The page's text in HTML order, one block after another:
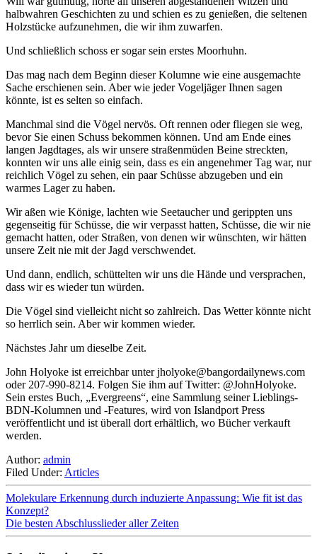
halbwahren Geschichten zu und schien es zu genießen, die seltenen
Holzstücke aufzunehmen, die wir ihm zuwarfen.
Und schließlich schoss er sogar sein erstes Moorhuhn.
Das mag nach dem Beginn dieser Kolumne wie eine ausgemachte
Sache erschienen sein. Aber wie jeder Vogeljäger Ihnen sagen
könnte, ist es selten so einfach.
Manchmal sind die Vögel nervös. Oft rennen oder fliegen sie weg,
bevor Sie einen Schuss bekommen können. Und am Ende eines
langen Jagdtages, als wir unsere straßenmüden Beine streckten,
konnten wir uns alle einig sein, dass es ein angenehmer Tag war, nur
reichlich Vögel zu sehen, ein paar Schüsse abzugeben und ein
warmes Lager zu haben.
Wir aßen wie Könige, lachten wie Seetaucher und gerippten uns
gegenseitig für Schüsse, die wir verpasst hatten, Schüsse, die wir nie
gemacht hatten, oder Straßen, von denen wir wünschten, wir hätten
unsere Zeit nie mit der Jagd verschwendet.
Und dann, endlich, schüttelten wir uns die Hände und versprachen,
dass wir es wieder tun würden.
Die Vögel sind vielleicht nicht so zahlreich. Das Wetter könnte nicht
so herrlich sein. Aber wir kommen wieder.
Nächstes Jahr um dieselbe Zeit.
John Holyoke ist erreichbar unterjholyoke@bangordailynews.com
oder 207-990-8214. Folgen Sie ihm auf Twitter: @JohnHolyoke.
Sein erstes Buch, „Evergreens“, eine Sammlung seiner Lieblings-
BDN-Kolumnen und -Features, wird von Islandport Press
veröffentlicht und ist überall dort erhältlich, wo Bücher verkauft
werden.
Author: admin
Filed Under: Articles
Molekulare Erkennung durch induzierte Anpassung: Wie fit ist das
Konzept?
Die besten Abschlusslieder aller Zeiten